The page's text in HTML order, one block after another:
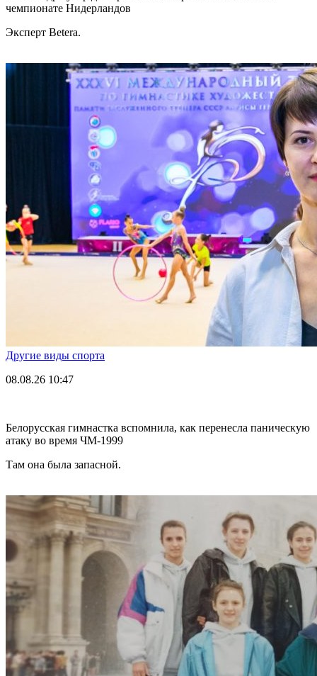
чемпионате Нидерландов
Эксперт Betera.
Другие виды спорта
08.08.26 10:47
Белорусская гимнастка вспомнила, как перенесла паническую
атаку во время ЧМ-1999
Там она была запасной.